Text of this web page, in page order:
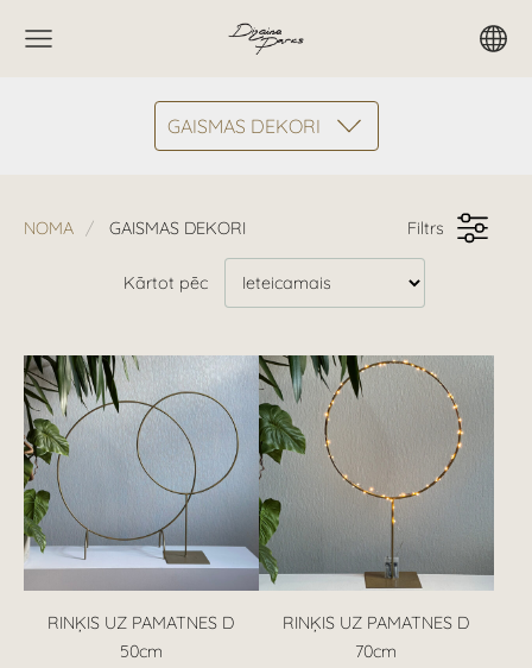
GAISMAS DEKORI
NOMA GAISMAS DEKORI Filtrs
Kārtot pēc
RINĶIS UZ PAMATNES D
50cm
RINĶIS UZ PAMATNES D
70cm